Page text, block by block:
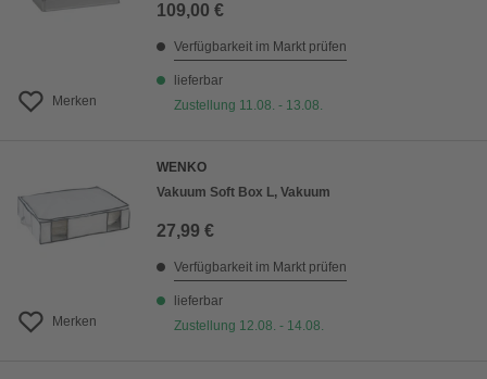
Merken
109,00 €
Verfügbarkeit im Markt prüfen
lieferbar
Zustellung 11.08. - 13.08.
Merken
WENKO
Vakuum Soft Box L, Vakuum
27,99 €
Verfügbarkeit im Markt prüfen
lieferbar
Zustellung 12.08. - 14.08.